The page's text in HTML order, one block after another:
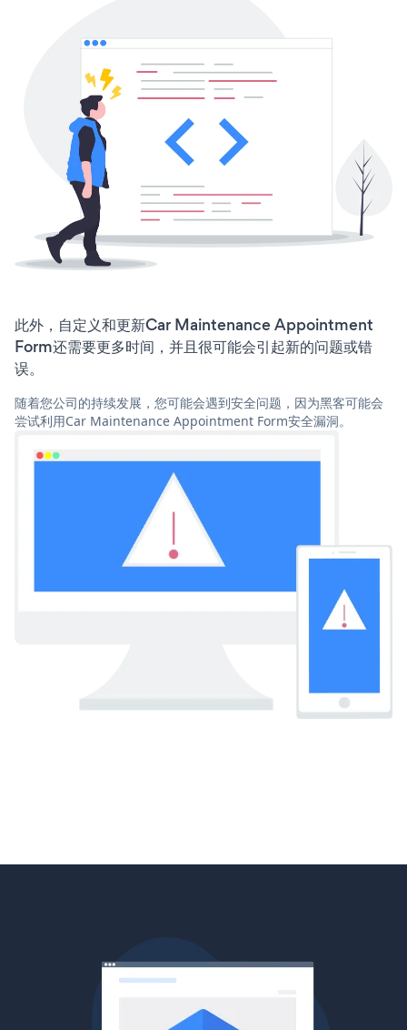
此外，自定义和更新Car Maintenance Appointment
Form还需要更多时间，并且很可能会引起新的问题或错
误。
随着您公司的持续发展，您可能会遇到安全问题，因为黑客可能会
尝试利用Car Maintenance Appointment Form安全漏洞。